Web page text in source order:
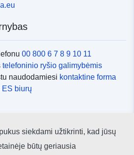
00 800 6 7 8 9 10 11
telefoninio ryšio galimybėmis
naudodamiesi kontaktine forma
ES biurų
siekdami užtikrinti, kad jūsų
būtų geriausia